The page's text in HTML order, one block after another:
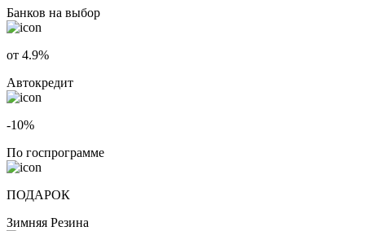
Банков на выбор
от 4.9%
Автокредит
-10%
По госпрограмме
ПОДАРОК
Зимняя Резина